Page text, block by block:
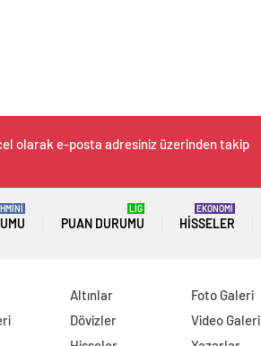
olarak e-posta adresiniz üzerinden takip
PUAN DURUMU
LİG
HISSELER
EKONOMİ
Altınlar
Dövizler
Foto Galeri
Video Galeri